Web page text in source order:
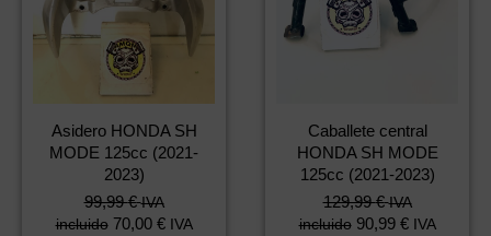
Asidero HONDA SH
MODE 125cc (2021-
2023)
99,99€ IVA
incluido 70,00 € IVA
Caballete central
HONDA SH MODE
125cc (2021-2023)
129,99€ IVA
incluido 90,99 € IVA